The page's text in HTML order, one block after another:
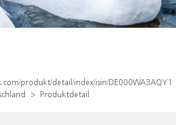
produkt/detail/index/isin/DE000WA3AQY1
Produktdetail